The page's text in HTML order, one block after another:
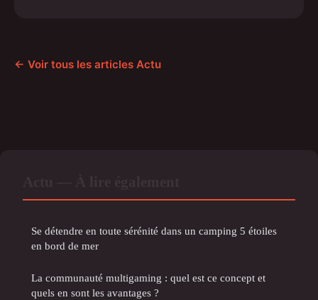
← Voir tous les articles Actu
Se détendre en toute sérénité dans un camping 5 étoiles
en bord de mer
La communauté multigaming : quel est ce concept et
quels en sont les avantages ?